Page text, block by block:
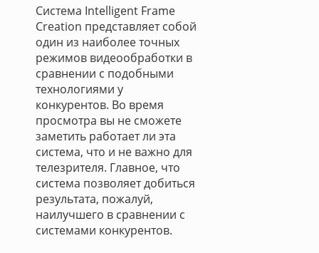
Система Intelligent Frame
Creation представляет собой
один из наиболее точных
режимов видеообработки в
сравнении с подобными
технологиями у
конкурентов. Во время
просмотра вы не сможете
заметить работает ли эта
система, что и не важно для
телезрителя. Главное, что
система позволяет добиться
результата, пожалуй,
наилучшего в сравнении с
системами конкурентов.